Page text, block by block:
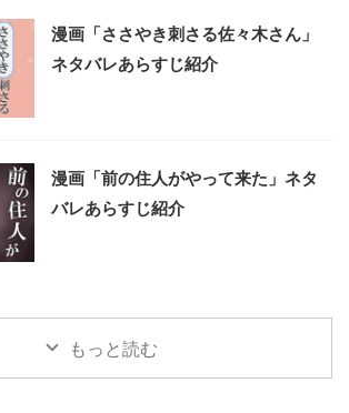
漫画「ささやき刺さる佐々木さん」
ネタバレあらすじ紹介
漫画「前の住人がやって来た」ネタ
バレあらすじ紹介
もっと読む